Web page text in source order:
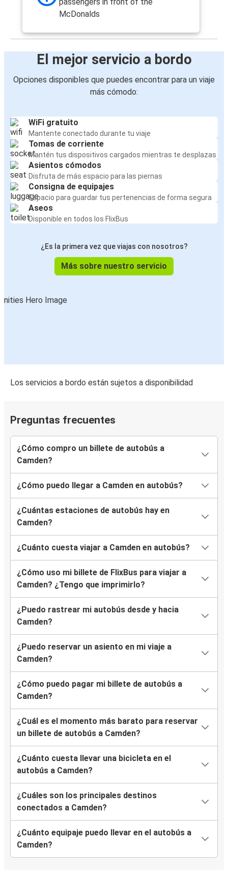
McDonalds
El mejor servicio a bordo
Opciones disponibles que puedes encontrar para un viaje
más cómodo:
WiFi gratuito
Mantente conectado durante tu viaje
Tomas de corriente
Mantén tus dispositivos cargados mientras te desplazas
Asientos cómodos
Disfruta de más espacio para las piernas
Consigna de equipajes
Espacio para guardar tus pertenencias de forma segura
Aseos
Disponible en todos los FlixBus
¿Es la primera vez que viajas con nosotros?
Más sobre nuestro servicio
Los servicios a bordo están sujetos a disponibilidad
Preguntas frecuentes
¿Cómo compro un billete de autobús a
Camden?
¿Cómo puedo llegar a Camden en autobús?
¿Cuántas estaciones de autobús hay en
Camden?
¿Cuánto cuesta viajar a Camden en autobús?
¿Cómo uso mi billete de FlixBus para viajar a
Camden? ¿Tengo que imprimirlo?
¿Puedo rastrear mi autobús desde y hacia
Camden?
¿Puedo reservar un asiento en mi viaje a
Camden?
¿Cómo puedo pagar mi billete de autobús a
Camden?
¿Cuál es el momento más barato para reservar
un billete de autobús a Camden?
¿Cuánto cuesta llevar una bicicleta en el
autobús a Camden?
¿Cuáles son los principales destinos
conectados a Camden?
¿Cuánto equipaje puedo llevar en el autobús a
Camden?